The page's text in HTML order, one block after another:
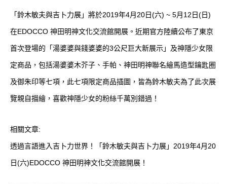
「鈴木敏夫與吉卜力展」將於2019年4月20日(六) ~ 5月12日(日)
在EDOCCO 神田明神文化交流館開展。近期官方陸續公布了東京
首次登場的「湯婆婆與錢婆婆的3公尺巨大新展示」及神隱少女限
定商品，包括湯婆婆木芥子、手帕、神田明神聯名繪馬造型鑰匙圈
及御朱印等七項，此七項限定商品插圖，皆為鈴木敏夫為了此次展
覽親自描繪，喜歡神隱少女的粉絲千萬別錯過！
相關文章:
透過言語進入吉卜力世界！「鈴木敏夫與吉卜力展」2019年4月20
日(六)EDOCCO 神田明神文化交流館開展！